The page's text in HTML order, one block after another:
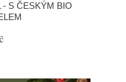
- S ČESKÝM BIO